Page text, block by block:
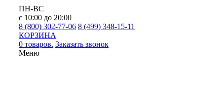
ПН-ВС
с 10:00 до 20:00
8 (800) 302-77-06 8 (499) 348-15-11
КОРЗИНА
0 товаров. Заказать звонок
Меню